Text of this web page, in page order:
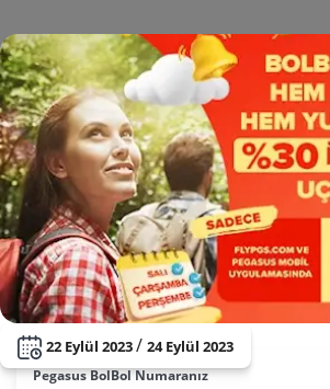
22 Eylül 2023/ 24 Eylül 2023
Pegasus BolBol Numaranız